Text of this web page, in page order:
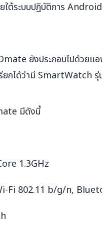
ต้ระบบปฏิบัติการ
ยังประกอบไปด้วยแ
กได้ว่ามี SmartWatch
มีดังนี้
1.3GHz
Fi 802.11 b/g/n,